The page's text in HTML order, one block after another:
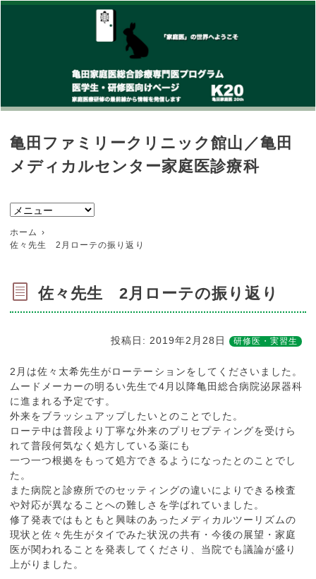
亀田ファミリークリニック館山／亀田
メディカルセンター家庭医診療科
ホーム
佐々先生 2月ローテの振り返り
佐々先生 2月ローテの振り返り
投稿日: 2019年2月28日 研修医・実習生
2月は佐々太希先生がローテーションをしてくださいました。
ムードメーカーの明るい先生で4月以降亀田総合病院泌尿器科
に進まれる予定です。
外来をブラッシュアップしたいとのことでした。
ローテ中は普段より丁寧な外来のプリセプティングを受けら
れて普段何気なく処方している薬にも
一つ一つ根拠をもって処方できるようになったとのことでし
た。
また病院と診療所でのセッティングの違いによりできる検査
や対応が異なることへの難しさを学ばれていました。
修了発表ではもともと興味のあったメディカルツーリズムの
現状と佐々先生がタイでみた状況の共有・今後の展望・家庭
医が関われることを発表してくださり、当院でも議論が盛り
上がりました。